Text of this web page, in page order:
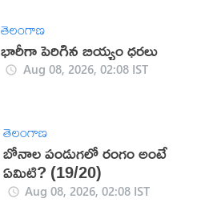
తెలంగాణ
భారీగా పెరిగిన బియ్యం ధరలు
Aug 08, 2026, 02:08 IST
తెలంగాణ
బోనాల పండుగలో రంగం అంటే
ఏమిటి? (19/20)
Aug 08, 2026, 02:08 IST